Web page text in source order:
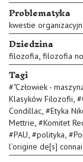
Problematyka
kwestie
Dziedzina
filozofia, filozofia
Tagi
#"Człowiek -
Klasyków Filozofii, #
Condillac, #Etyka
Mettrie, #Komitet
#PAU, #polityka, #
l’origine de[s]